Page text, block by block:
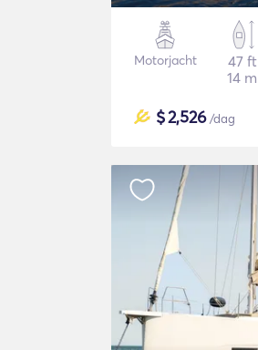
Motorjacht
47 ft
14 m
$2,526/dag